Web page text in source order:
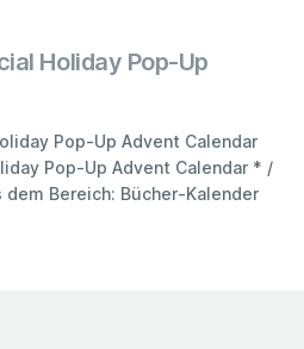
Holiday Pop-Up
Pop-Up Advent Calendar
Pop-Up Advent Calendar * /
Bereich: Bücher-Kalender